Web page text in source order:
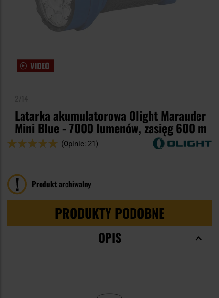
Latarka akumulatorowa Olight Marauder
Mini Blue - 7000 lumenów, zasięg 600 m
Ocena:
(Opinie: 21)
Produkt archiwalny
PRODUKTY PODOBNE
OPIS